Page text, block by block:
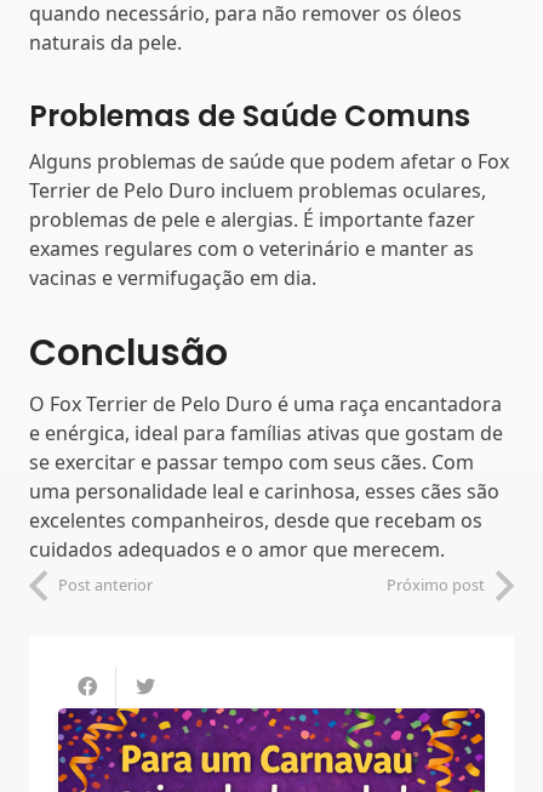
quando necessário, para não remover os óleos
naturais da pele.
Problemas de Saúde Comuns
Alguns problemas de saúde que podem afetar o Fox
Terrier de Pelo Duro incluem problemas oculares,
problemas de pele e alergias. É importante fazer
exames regulares com o veterinário e manter as
vacinas e vermifugação em dia.
Conclusão
O Fox Terrier de Pelo Duro é uma raça encantadora
e enérgica, ideal para famílias ativas que gostam de
se exercitar e passar tempo com seus cães. Com
uma personalidade leal e carinhosa, esses cães são
excelentes companheiros, desde que recebam os
cuidados adequados e o amor que merecem.
Post anterior Próximo post